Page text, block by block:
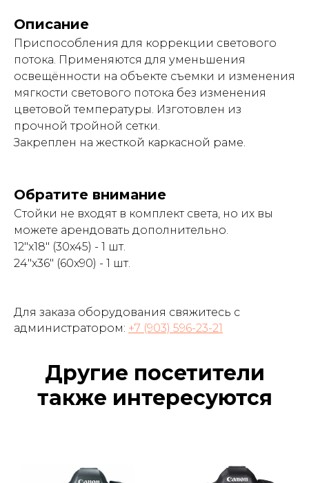
Описание
Приспособления для коррекции светового
потока. Применяются для уменьшения
освещённости на объекте съемки и изменения
мягкости светового потока без изменения
цветовой температуры. Изготовлен из
прочной тройной сетки.
Закреплен на жесткой каркасной раме.
Обратите внимание
Стойки не входят в комплект света, но их вы
можете арендовать дополнительно.
12"x18" (30x45) - 1 шт.
24"x36" (60x90) - 1 шт.
Для заказа оборудования свяжитесь с
администратором: +7 (903) 596-23-21
Другие посетители
также интересуются